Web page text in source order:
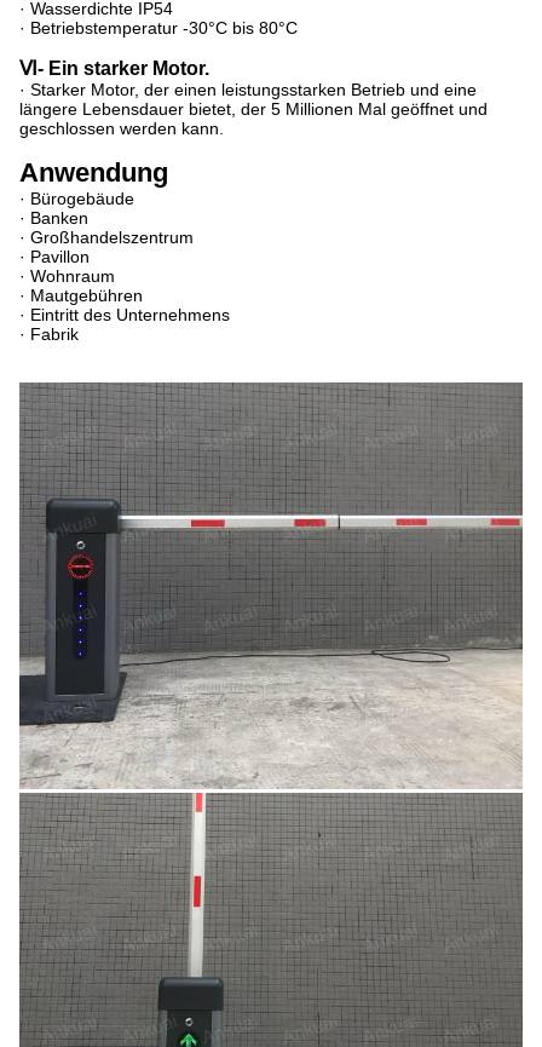
· Wasserdichte IP54
· Betriebstemperatur -30°C bis 80°C
Ⅵ- Ein starker Motor.
· Starker Motor, der einen leistungsstarken Betrieb und eine
längere Lebensdauer bietet, der 5 Millionen Mal geöffnet und
geschlossen werden kann.
Anwendung
· Bürogebäude
· Banken
· Großhandelszentrum
· Pavillon
· Wohnraum
· Mautgebühren
· Eintritt des Unternehmens
· Fabrik